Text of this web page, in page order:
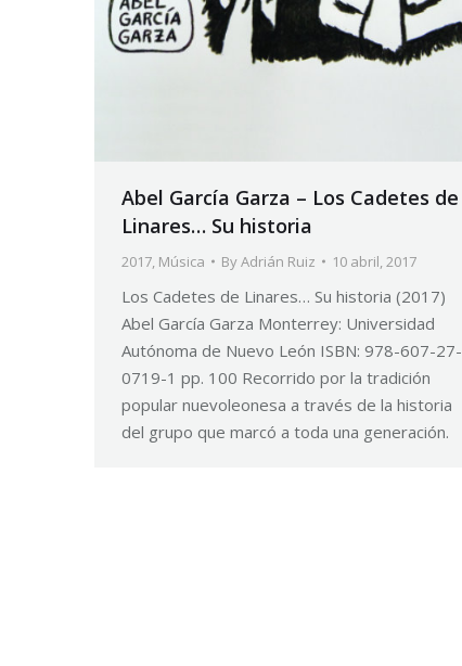
Abel García Garza – Los Cadetes de
Linares… Su historia
2017, Música ByAdrián Ruiz 10 abril, 2017
Los Cadetes de Linares… Su historia (2017)
Abel García Garza Monterrey: Universidad
Autónoma de Nuevo León ISBN: 978-607-27-
0719-1 pp. 100 Recorrido por la tradición
popular nuevoleonesa a través de la historia
del grupo que marcó a toda una generación.